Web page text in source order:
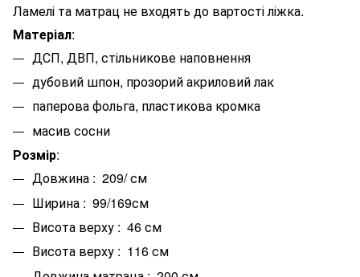
Ламелі та матрац не входять до вартості ліжка.
Матеріал:
ДСП, ДВП, стільникове наповнення
дубовий шпон, прозорий акриловий лак
паперова фольга, пластикова кромка
масив сосни
Розмір:
Довжина : 209/ см
Ширина : 99/169см
Висота верху : 46 см
Висота верху : 116 см